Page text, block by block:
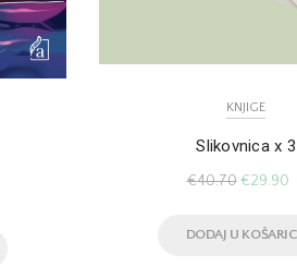
KNJIGE
Slikovnica x 3
€40.70 €29.90
DODAJ U